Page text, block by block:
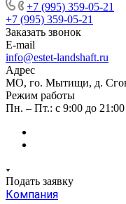
+7 (995) 359-05-21
+7 (995) 359-05-21
Заказать звонок
E-mail
info@estet-landshaft.ru
Адрес
МО, го. Мытищи, д.
Режим работы
Пн. – Пт.: с 9:00 до 21:00
Подать заявку
Компания